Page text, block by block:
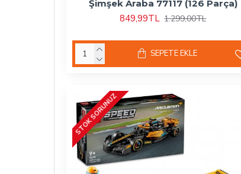
Şimşek Araba 77117 (126 Parça)
849,99TL 1.299,00TL
SEPETE EKLE
STOK SORUNUZ